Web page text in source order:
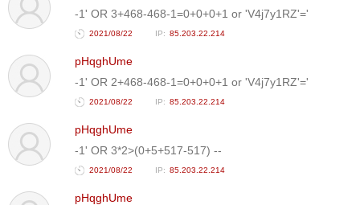
-1' OR 3+468-468-1=0+0+0+1 or 'V4j7y1RZ'='
2021/08/22 85.203.22.214
pHqghUme
-1' OR 2+468-468-1=0+0+0+1 or 'V4j7y1RZ'='
2021/08/22 85.203.22.214
pHqghUme
-1' OR 3*2>(0+5+517-517) --
2021/08/22 85.203.22.214
pHqghUme